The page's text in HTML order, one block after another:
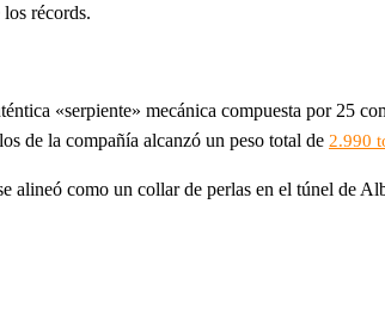
los récords.
«serpiente» mecánica compuesta por 25
de la compañía alcanzó un peso total de 2.990
alineó como un collar de perlas en el túnel de